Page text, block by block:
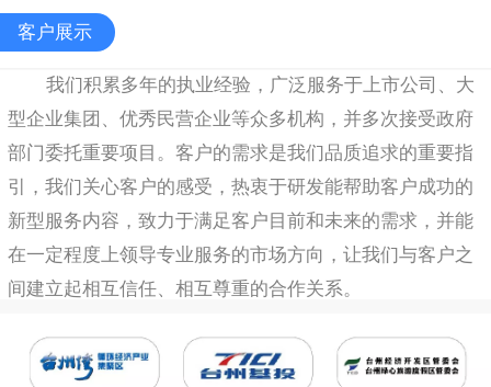
客户展示
型企业集团、优秀民营企业等众多机构，并多次接受政府
部门委托重要项目。客户的需求是我们品质追求的重要指
引，我们关心客户的感受，热衷于研发能帮助客户成功的
新型服务内容，致力于满足客户目前和未来的需求，并能
在一定程度上领导专业服务的市场方向，让我们与客户之
间建立起相互信任、相互尊重的合作关系。